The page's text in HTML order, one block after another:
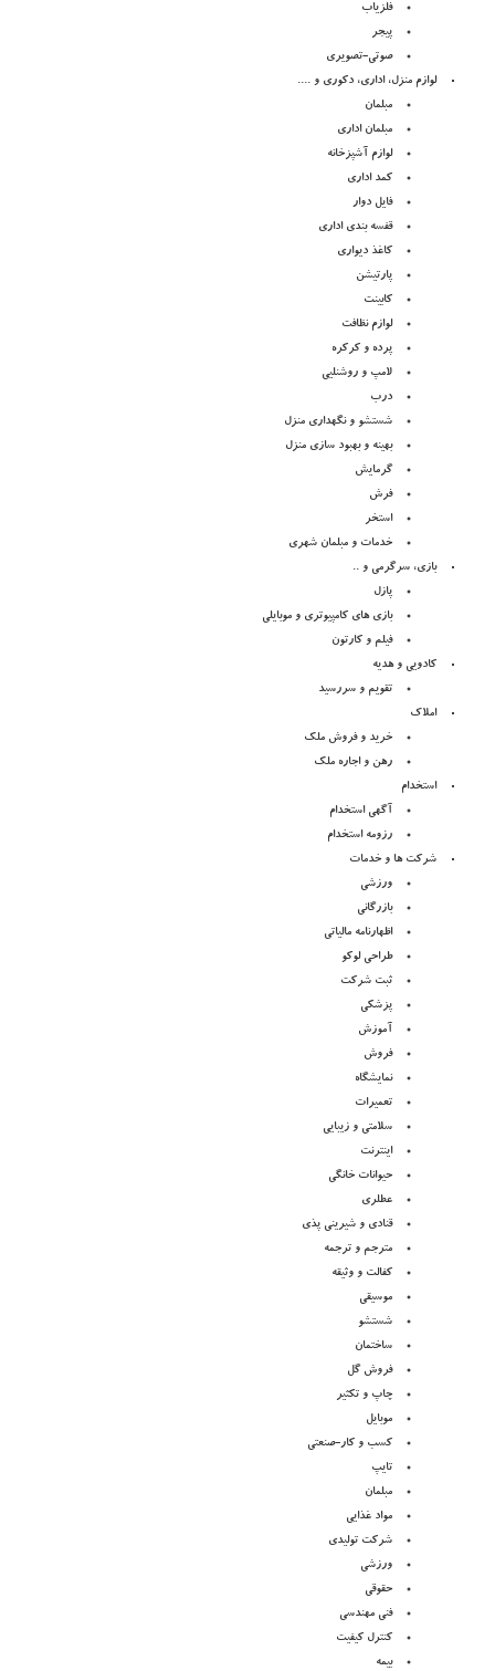
فلزیاب
پیجر
صوتی-تصویری
لوازم منزل، اداری، دکوری و ....
مبلمان
مبلمان اداری
لوازم آشپزخانه
کمد اداری
فایل دوار
قفسه بندی اداری
کاغذ دیواری
پارتیشن
کابینت
لوازم نظافت
پرده و کرکره
لامپ و روشنلیی
درب
شستشو و نگهداری منزل
بهینه و بهبود سازی منزل
گرمایش
فرش
استخر
خدمات و مبلمان شهری
بازی، سرگرمی و ..
پازل
بازی های کامپیوتری و موبایلی
فیلم و کارتون
کادویی و هدیه
تقویم و سررسید
املاک
خرید و فروش ملک
رهن و اجاره ملک
استخدام
آگهی استخدام
رزومه استخدام
شرکت ها و خدمات
ورزشی
بازرگانی
اظهارنامه مالیاتی
طراحی لوکو
ثبت شرکت
پزشکی
آموزش
فروش
نمایشگاه
تعمیرات
سلامتی و زیبایی
اینترنت
حیوانات خانگی
عطلری
قنادی و شیرینی پذی
مترجم و ترجمه
کفالت و وثیقه
موسیقی
شستشو
ساختمان
فروش گل
چاپ و تکثیر
موبایل
کسب و کار-صنعتی
تایپ
مبلمان
مواد غذایی
شرکت تولیدی
ورزشی
حقوقی
فنی مهندسی
کنترل کیفیت
بیمه